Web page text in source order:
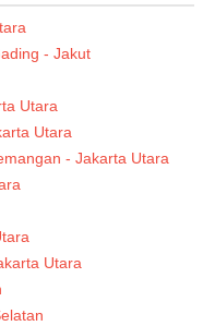
- Jakut
Utara
Utara
- Jakarta Utara
Utara